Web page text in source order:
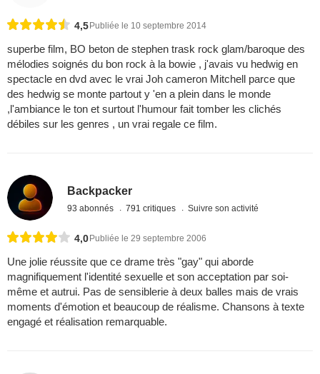
4,5Publiée le 10 septembre 2014
superbe film, BO beton de stephen trask rock glam/baroque des
mélodies soignés du bon rock à la bowie , j'avais vu hedwig en
spectacle en dvd avec le vrai Joh cameron Mitchell parce que
des hedwig se monte partout y 'en a plein dans le monde
,l'ambiance le ton et surtout l'humour fait tomber les clichés
débiles sur les genres , un vrai regale ce film.
Backpacker
93 abonnés 791 critiques Suivre son activité
4,0 Publiée le 29 septembre 2006
Une jolie réussite que ce drame très "gay" qui aborde
magnifiquement l'identité sexuelle et son acceptation par soi-
même et autrui. Pas de sensiblerie à deux balles mais de vrais
moments d'émotion et beaucoup de réalisme. Chansons à texte
engagé et réalisation remarquable.